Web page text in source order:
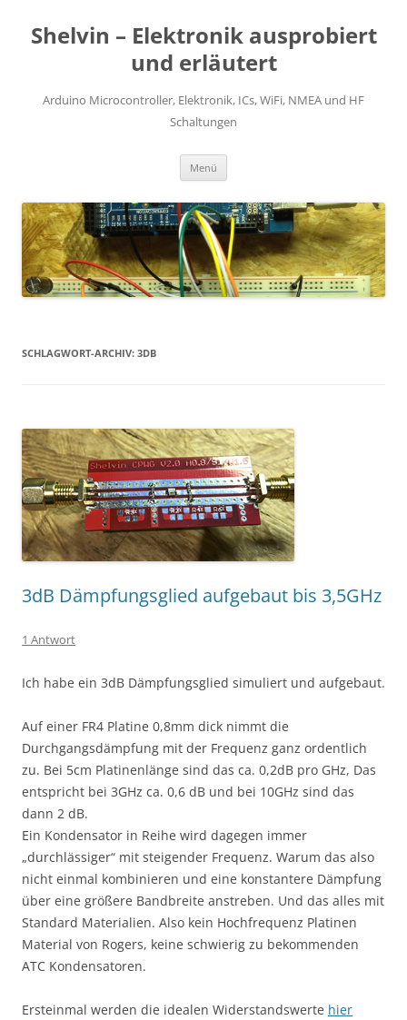
springen
Shelvin – Elektronik ausprobiert
und erläutert
Arduino Microcontroller, Elektronik, ICs, WiFi, NMEA und HF
Schaltungen
Menü
SCHLAGWORT-ARCHIV: 3DB
3dB Dämpfungsglied aufgebaut bis 3,5GHz
1 Antwort
Ich habe ein 3dB Dämpfungsglied simuliert und aufgebaut.
Auf einer FR4 Platine 0,8mm dick nimmt die
Durchgangsdämpfung mit der Frequenz ganz ordentlich
zu. Bei 5cm Platinenlänge sind das ca. 0,2dB pro GHz, Das
entspricht bei 3GHz ca. 0,6 dB und bei 10GHz sind das
dann 2 dB.
Ein Kondensator in Reihe wird dagegen immer
„durchlässiger“ mit steigender Frequenz. Warum das also
nicht einmal kombinieren und eine konstantere Dämpfung
über eine größere Bandbreite anstreben. Und das alles mit
Standard Materialien. Also kein Hochfrequenz Platinen
Material von Rogers, keine schwierig zu bekommenden
ATC Kondensatoren.
Ersteinmal werden die idealen Widerstandswerte hier